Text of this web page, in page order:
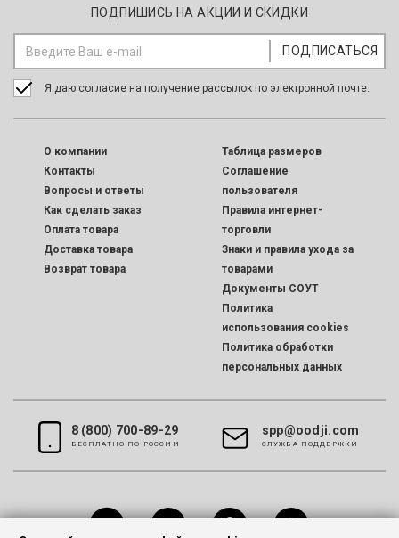
ПОДПИШИСЬ НА АКЦИИ И СКИДКИ
Я даю согласие на получение рассылок по электронной почте.
O компании
Контакты
Вопросы и ответы
Как сделать заказ
Оплата товара
Доставка товара
Возврат товара
Таблица размеров
Соглашение
пользователя
Правила интернет-
торговли
Знаки и правила ухода за
товарами
Документы СОУТ
Политика
использования cookies
Политика обработки
персональных данных
8 (800) 700-89-29
БЕСПЛАТНО ПО РОССИИ
spp@oodji.com
CЛУЖБА ПОДДЕРЖКИ